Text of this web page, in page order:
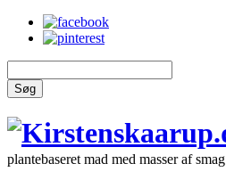
Søg
plantebaseret mad med masser af smag